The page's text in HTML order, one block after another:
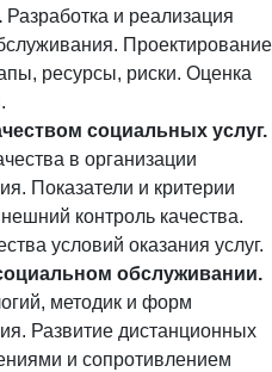
Разработка и реализация
Проектирование
ресурсы, риски. Оценка
социальных услуг.
в организации
Показатели и критерии
контроль качества.
условий оказания услуг.
обслуживании.
методик и форм
Развитие дистанционных
и сопротивлением